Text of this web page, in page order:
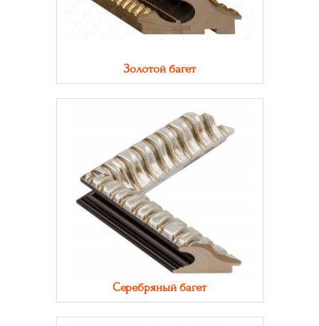
Золотой багет
Серебряный багет